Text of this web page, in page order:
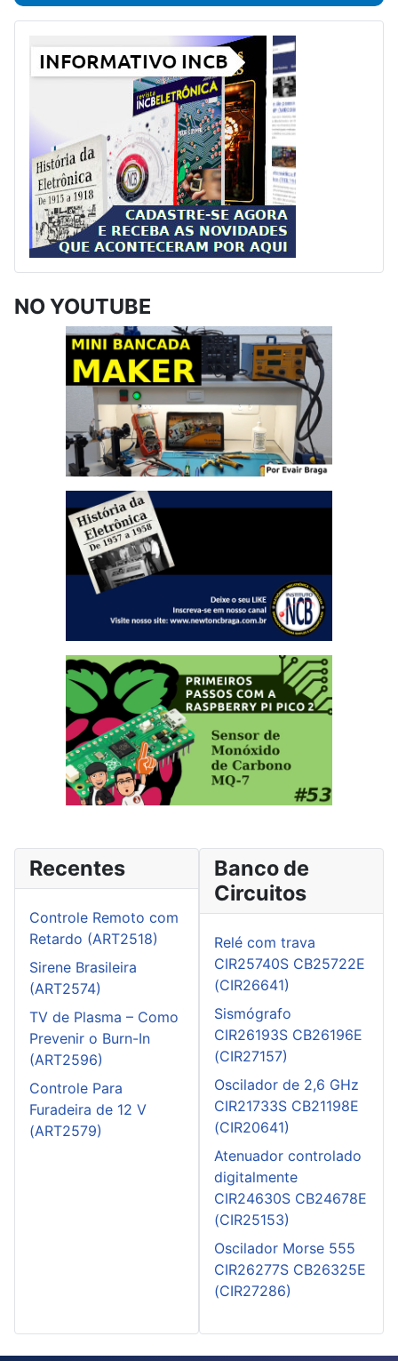
NO YOUTUBE
Recentes
Controle Remoto com
Retardo (ART2518)
Sirene Brasileira
(ART2574)
TV de Plasma – Como
Prevenir o Burn-In
(ART2596)
Controle Para
Furadeira de 12 V
(ART2579)
Banco de
Circuitos
Relé com trava
CIR25740S CB25722E
(CIR26641)
Sismógrafo
CIR26193S CB26196E
(CIR27157)
Oscilador de 2,6 GHz
CIR21733S CB21198E
(CIR20641)
Atenuador controlado
digitalmente
CIR24630S CB24678E
(CIR25153)
Oscilador Morse 555
CIR26277S CB26325E
(CIR27286)